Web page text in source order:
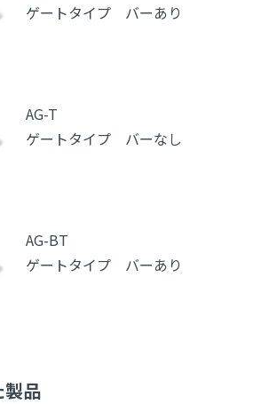
ゲートタイプ バーあり
AG-T
ゲートタイプ バーなし
AG-BT
ゲートタイプ バーあり
製品